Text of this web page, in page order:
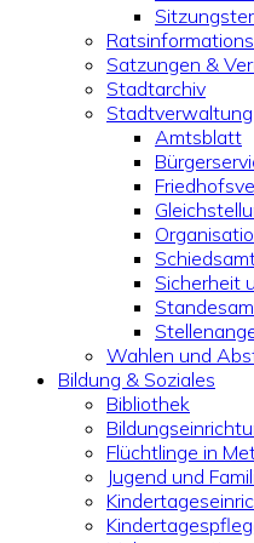
Satzungen &
Stadtarchiv
Stadtverwaltung
Amtsblatt
Sicherheit
Wahlen und
Bildung & Soziales
Bibliothek
Flüchtlinge in
Jugend und